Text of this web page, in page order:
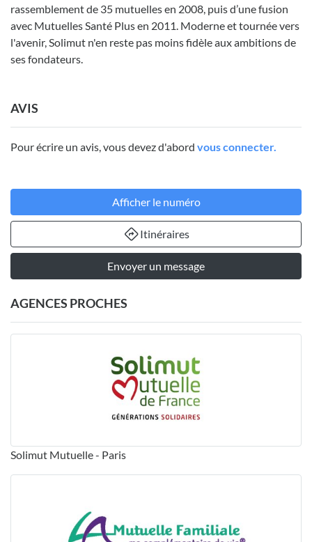
rassemblement de 35 mutuelles en 2008, puis d’une fusion
avec Mutuelles Santé Plus en 2011. Moderne et tournée vers
l'avenir, Solimut n'en reste pas moins fidèle aux ambitions de
ses fondateurs.
AVIS
Pour écrire un avis, vous devez d'abord vous connecter.
Afficher le numéro
Itinéraires
Envoyer un message
AGENCES PROCHES
Solimut Mutuelle - Paris